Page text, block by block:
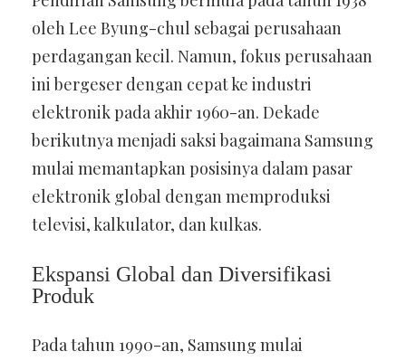
oleh Lee Byung-chul sebagai perusahaan
perdagangan kecil. Namun, fokus perusahaan
ini bergeser dengan cepat ke industri
elektronik pada akhir 1960-an. Dekade
berikutnya menjadi saksi bagaimana Samsung
mulai memantapkan posisinya dalam pasar
elektronik global dengan memproduksi
televisi, kalkulator, dan kulkas.
Ekspansi Global dan Diversifikasi
Produk
Pada tahun 1990-an, Samsung mulai